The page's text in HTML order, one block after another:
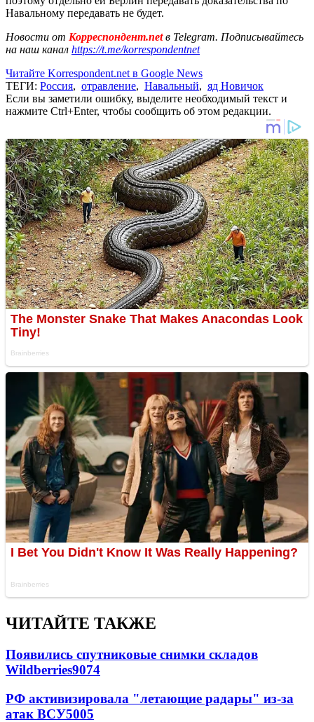
Навальному передавать не будет.
Новости от Корреспондент.netв Telegram. Подписывайтесь
на наш канал https://t.me/korrespondentnet
Читайте Korrespondent.net в Google News
ТЕГИ: Россия, отравление, Навальный, яд Новичок
Если вы заметили ошибку, выделите необходимый текст и
нажмите Ctrl+Enter, чтобы сообщить об этом редакции.
ЧИТАЙТЕ ТАКЖЕ
Появились спутниковые снимки складов
Wildberries9074
РФ активизировала "летающие радары" из-за
атак ВСУ5005